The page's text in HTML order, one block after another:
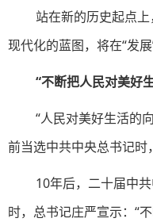
站在新的历史起点
现代化的蓝图，将在“发
“不断把人民对美好
“人民对美好生活的
前当选中共中央总书记时
10年后，二十届中
时，总书记庄严宣示：“